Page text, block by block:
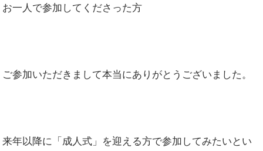
お一人で参加してくださった方
ご参加いただきまして本当にありがとうございました。
来年以降に「成人式」を迎える方で参加してみたいとい